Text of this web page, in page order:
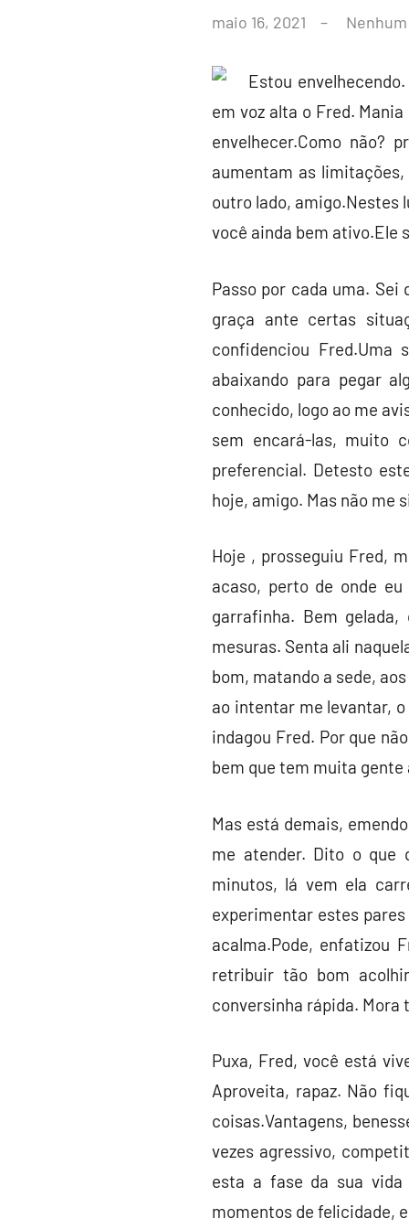
por
maio 16, 2021
Estou
em voz alta o Fred.
envelhecer.Como não?
aumentam as
outro lado, amigo.Nestes
você ainda bem ativo.Ele
Passo por cada uma.
graça ante certas
confidenciou Fred.Uma
abaixando para pegar
conhecido, logo ao me
sem encará-las, muito
preferencial. Detesto
hoje, amigo. Mas não me
Hoje , prosseguiu Fred,
acaso, perto de onde
garrafinha. Bem
mesuras. Senta ali
bom, matando a sede,
ao intentar me levantar,
indagou Fred. Por que
bem que tem muita gente
Mas está demais,
me atender. Dito o que
minutos, lá vem ela
experimentar estes
acalma.Pode, enfatizou
retribuir tão bom
conversinha rápida. Mora
Puxa, Fred, você está
Aproveita, rapaz. Não
coisas.Vantagens,
vezes agressivo,
esta a fase da sua
momentos de felicidade,